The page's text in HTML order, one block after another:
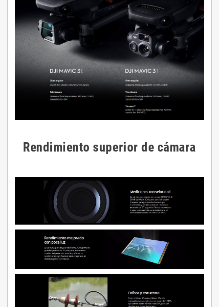
Rendimiento superior de cámara